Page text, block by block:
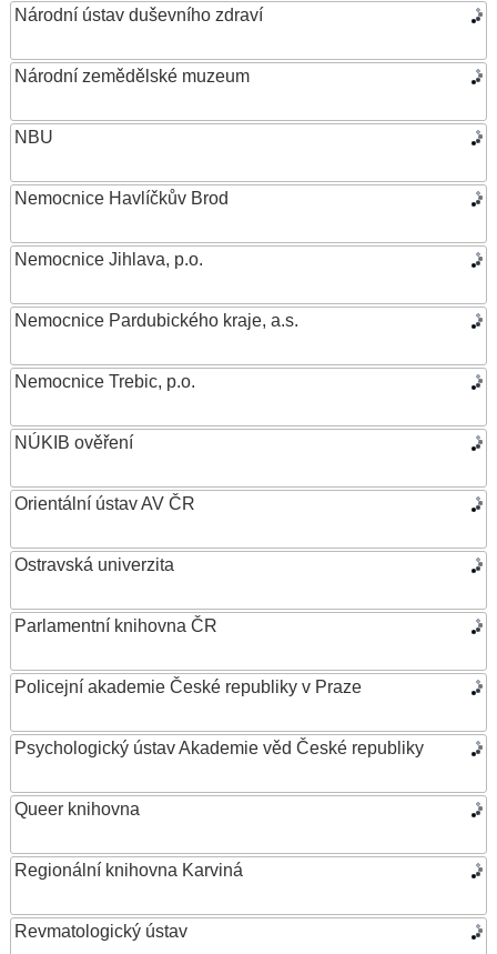
Národní ústav duševního zdraví
Národní zemědělské muzeum
NBU
Nemocnice Havlíčkův Brod
Nemocnice Jihlava, p.o.
Nemocnice Pardubického kraje, a.s.
Nemocnice Trebic, p.o.
NÚKIB ověření
Orientální ústav AV ČR
Ostravská univerzita
Parlamentní knihovna ČR
Policejní akademie České republiky v Praze
Psychologický ústav Akademie věd České republiky
Queer knihovna
Regionální knihovna Karviná
Revmatologický ústav